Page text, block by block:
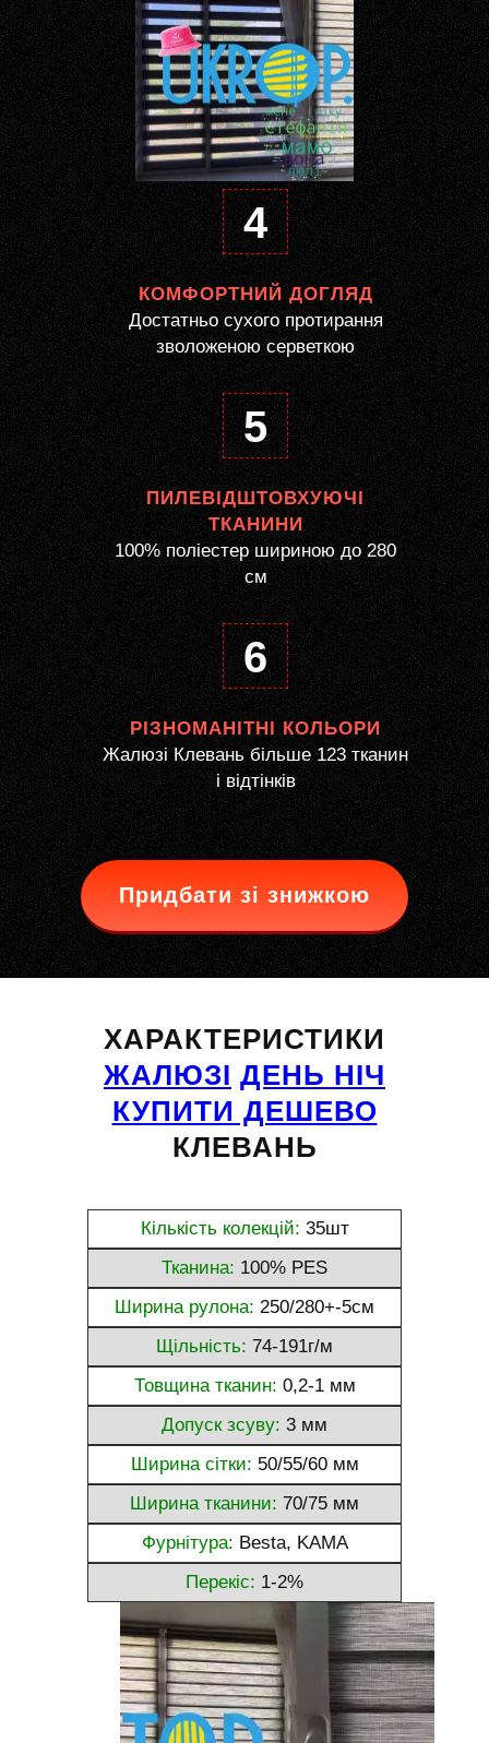
4
КОМФОРТНИЙ ДОГЛЯД
Достатньо сухого протирання
зволоженою серветкою
5
ПИЛЕВІДШТОВХУЮЧІ
ТКАНИНИ
100% поліестер шириною до 280
см
6
РІЗНОМАНІТНІ КОЛЬОРИ
Жалюзі Клевань більше 123 тканин
і відтінків
Придбати зі знижкою
ХАРАКТЕРИСТИКИ
ЖАЛЮЗІ ДЕНЬ НІЧ
КУПИТИ ДЕШЕВО
КЛЕВАНЬ
Кількість колекцій: 35шт
Тканина: 100% PES
Ширина рулона: 250/280+-5см
Щільність: 74-191г/м
Товщина тканин: 0,2-1 мм
Допуск зсуву: 3 мм
Ширина сітки: 50/55/60 мм
Ширина тканини: 70/75 мм
Фурнітура: Besta, KAMA
Перекіс: 1-2%